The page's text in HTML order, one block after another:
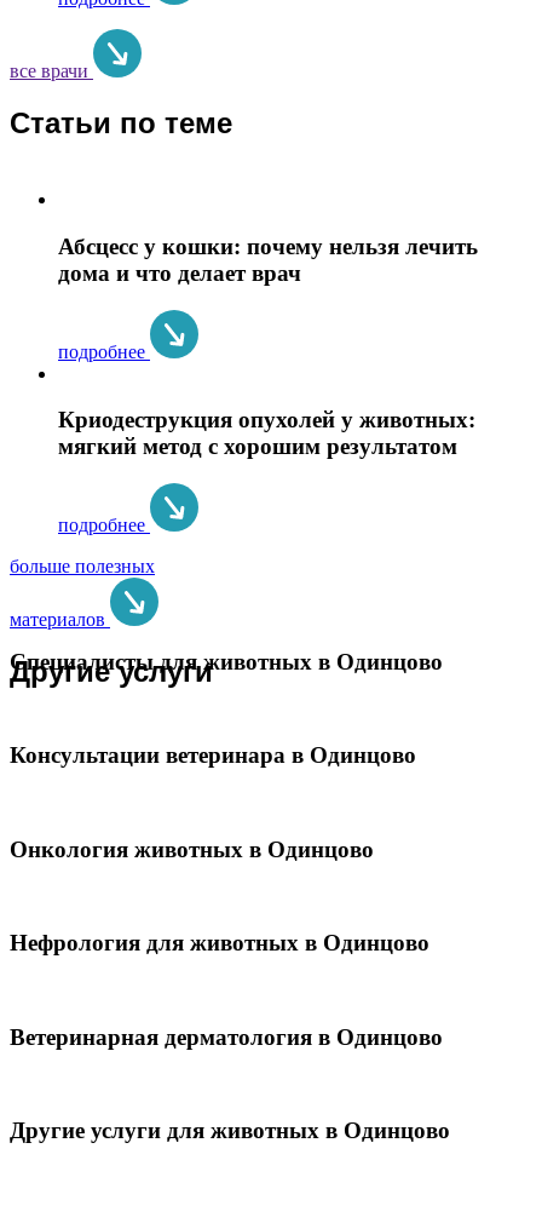
все врачи
Статьи по теме
Абсцесс у кошки: почему нельзя лечить
дома и что делает врач
подробнее
Криодеструкция опухолей у животных:
мягкий метод с хорошим результатом
подробнее
больше полезных
материалов
Другие услуги
Специалисты для животных в Одинцово
Консультации ветеринара в Одинцово
Онкология животных в Одинцово
Нефрология для животных в Одинцово
Ветеринарная дерматология в Одинцово
Другие услуги для животных в Одинцово